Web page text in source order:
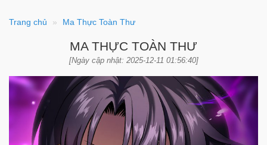
Trang chủ Ma Thực Toàn Thư
MA THỰC TOÀN THƯ
[Ngày cập nhật: 2025-12-11 01:56:40]